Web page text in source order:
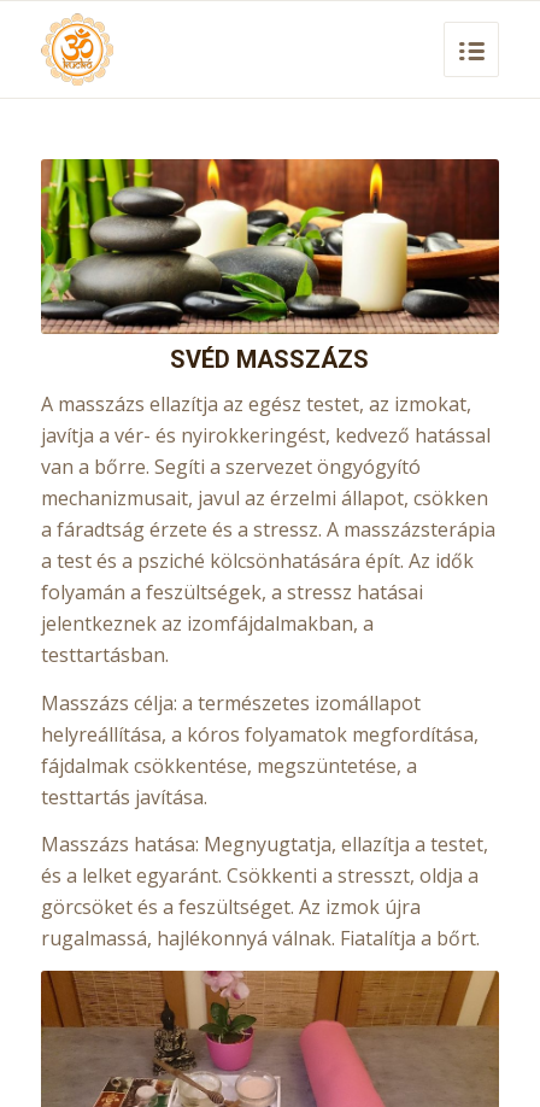
SVÉD MASSZÁZS
A masszázs ellazítja az egész testet, az izmokat,
javítja a vér- és nyirokkeringést, kedvező hatással
van a bőrre. Segíti a szervezet öngyógyító
mechanizmusait, javul az érzelmi állapot, csökken
a fáradtság érzete és a stressz. A masszázsterápia
a test és a psziché kölcsönhatására épít. Az idők
folyamán a feszültségek, a stressz hatásai
jelentkeznek az izomfájdalmakban, a
testtartásban.
Masszázs célja: a természetes izomállapot
helyreállítása, a kóros folyamatok megfordítása,
fájdalmak csökkentése, megszüntetése, a
testtartás javítása.
Masszázs hatása: Megnyugtatja, ellazítja a testet,
és a lelket egyaránt. Csökkenti a stresszt, oldja a
görcsöket és a feszültséget. Az izmok újra
rugalmassá, hajlékonnyá válnak. Fiatalítja a bőrt.